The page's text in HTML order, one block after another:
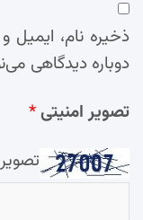
ذخیره نام، ایمیل
دوباره دیدگاهی
تصویر امنیتی*